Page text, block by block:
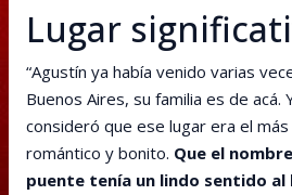
Lugar
“Agustín ya había venido varias
Buenos Aires, su familia es de acá.
consideró que ese lugar era el más
romántico y bonito. Que el
puente tenía un lindo sentido al